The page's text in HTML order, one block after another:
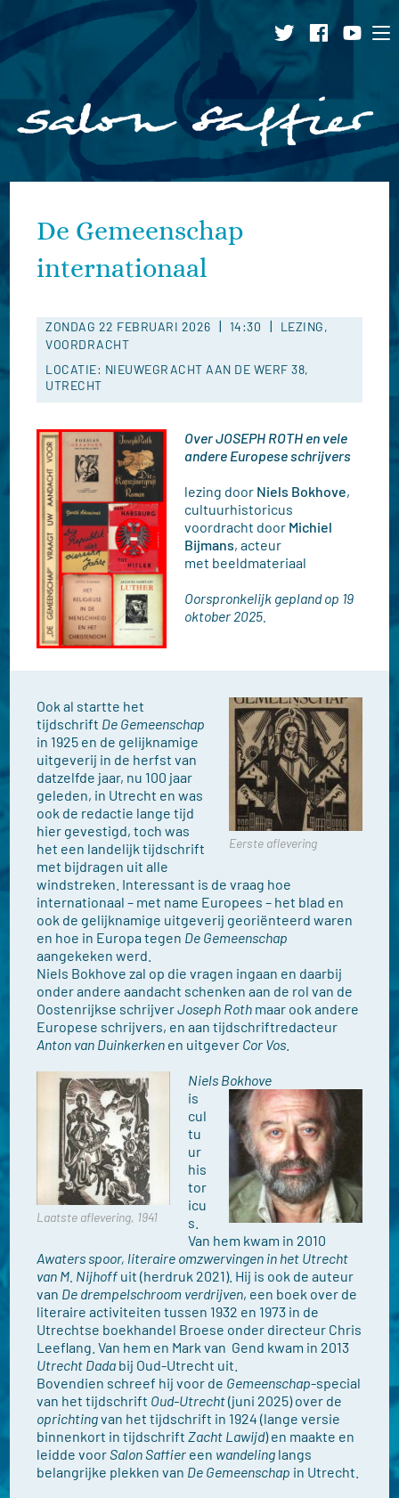
inhoud
De Gemeenschap
internationaal
ZONDAG 22 FEBRUARI 2026 | 14:30 |
LEZING,
VOORDRACHT
LOCATIE: NIEUWEGRACHT AAN DE WERF 38,
UTRECHT
Over JOSEPH ROTH en vele
andere Europese schrijvers
lezing door Niels Bokhove,
cultuurhistoricus
voordracht door Michiel
Bijmans, acteur
met beeldmateriaal
Oorspronkelijk gepland op 19
oktober 2025.
Eerste aflevering
Ook al startte het
tijdschrift De Gemeenschap
in 1925 en de gelijknamige
uitgeverij in de herfst van
datzelfde jaar, nu 100 jaar
geleden, in Utrecht en was
ook de redactie lange tijd
hier gevestigd, toch was
het een landelijk tijdschrift
met bijdragen uit alle
windstreken. Interessant is de vraag hoe
internationaal – met name Europees – het blad en
ook de gelijknamige uitgeverij georiënteerd waren
en hoe in Europa tegen De Gemeenschap
aangekeken werd.
Niels Bokhove zal op die vragen ingaan en daarbij
onder andere aandacht schenken aan de rol van de
Oostenrijkse schrijverJoseph Roth maar ook andere
Europese schrijvers, en aan tijdschriftredacteur
Anton van Duinkerken en uitgever Cor Vos
Laatste aflevering, 1941
Niels Bokhove
is
cul
tu
ur
his
tor
icu
s.
Van hem kwam in 2010
Awaters spoor, literaire omzwervingen in het Utrecht
van M. Nijhoff uit (herdruk 2021). Hij is ook de auteur
van De drempelschroom verdrijven, een boek over de
literaire activiteiten tussen 1932 en 1973 in de
Utrechtse boekhandel Broese onder directeur Chris
Leeflang. Van hem en Mark van Gend kwam in 2013
Utrecht Dada bij Oud-Utrecht uit.
Bovendien schreef hij voor de Gemeenschap-special
van het tijdschrift Oud-Utrecht(juni 2025) over de
oprichtingvan het tijdschrift in 1924 (lange versie
binnenkort in tijdschriftZacht Lawijd) en maakte en
leidde voorSalon Saffier een wandeling langs
belangrijke plekken van De Gemeenschap in Utrecht.